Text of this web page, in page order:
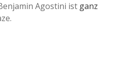
Agostini ist ganz